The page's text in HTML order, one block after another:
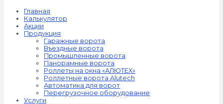
Главная
Калькулятор
Акции
Продукция
Гаражные ворота
Въездные ворота
Промышленные ворота
Панорамные ворота
Роллеты на окна «АЛЮТЕХ»
Роллетные ворота Alutech
Автоматика для ворот
Перегрузочное оборудование
Услуги